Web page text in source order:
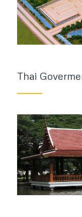
Thai